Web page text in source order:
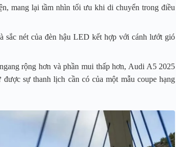
mang lại tầm nhìn tối ưu khi di chuyển trong điều
sắc nét của đèn hậu LED kết hợp với cánh lướt gió
rộng hơn và phần mui thấp hơn, Audi A5 2025
sự thanh lịch cần có của một mẫu coupe hạng